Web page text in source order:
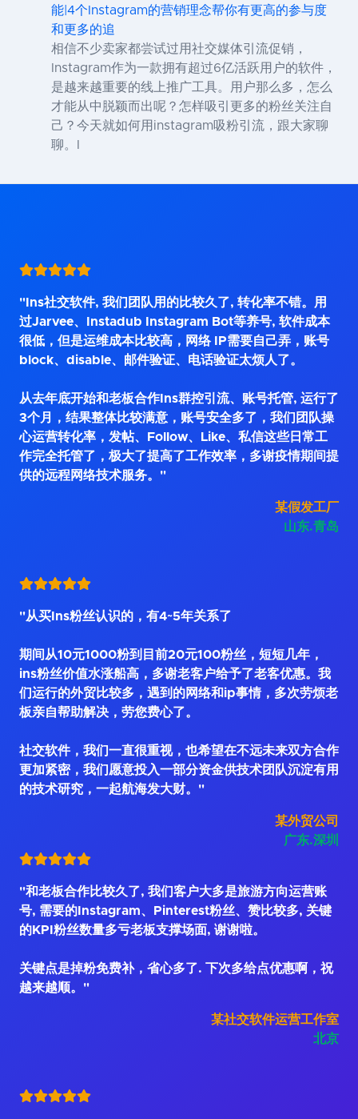
能|4个Instagram的营销理念帮你有更高的参与度
和更多的追
相信不少卖家都尝试过用社交媒体引流促销，
Instagram作为一款拥有超过6亿活跃用户的软件，
是越来越重要的线上推广工具。用户那么多，怎么
才能从中脱颖而出呢？怎样吸引更多的粉丝关注自
己？今天就如何用instagram吸粉引流，跟大家聊
聊。I
"Ins社交软件, 我们团队用的比较久了, 转化率不错。用
过Jarvee、Instadub Instagram Bot等养号, 软件成本
很低，但是运维成本比较高，网络 IP需要自己弄，账号
block、disable、邮件验证、电话验证太烦人了。
从去年底开始和老板合作Ins群控引流、账号托管, 运行了
3个月，结果整体比较满意，账号安全多了，我们团队操
心运营转化率，发帖、Follow、Like、私信这些日常工
作完全托管了，极大了提高了工作效率，多谢疫情期间提
供的远程网络技术服务。"
某假发工厂
山东.青岛
"从买Ins粉丝认识的，有4~5年关系了
期间从10元1000粉到目前20元100粉丝，短短几年，
ins粉丝价值水涨船高，多谢老客户给予了老客优惠。我
们运行的外贸比较多，遇到的网络和ip事情，多次劳烦老
板亲自帮助解决，劳您费心了。
社交软件，我们一直很重视，也希望在不远未来双方合作
更加紧密，我们愿意投入一部分资金供技术团队沉淀有用
的技术研究，一起航海发大财。"
某外贸公司
广东.深圳
"和老板合作比较久了, 我们客户大多是旅游方向运营账
号, 需要的Instagram、Pinterest粉丝、赞比较多, 关键
的KPI粉丝数量多亏老板支撑场面, 谢谢啦。
关键点是掉粉免费补，省心多了. 下次多给点优惠啊，祝
越来越顺。"
某社交软件运营工作室
北京